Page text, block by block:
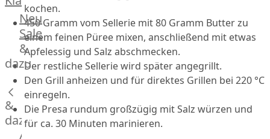
Schinken
Beilagen
Brot
Brötchen
Burger
Buns
&
Hot
Neu
Sale
&
dazu
&
dazu
Alle
kochen.
450 Gramm vom Sellerie mit 80 Gramm Butter zu
einem feinen Püree mixen, anschließend mit etwas
Apfelessig und Salz abschmecken.
Der restliche Sellerie wird später angegrillt.
Den Grill anheizen und für direktes Grillen bei 220 °C
einregeln.
Die Presa rundum großzügig mit Salz würzen und
für ca. 30 Minuten marinieren.